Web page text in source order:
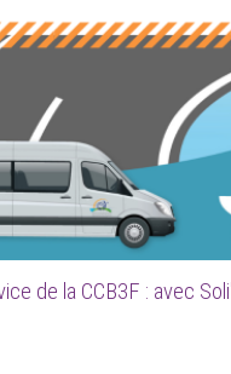
de la CCB3F : avec